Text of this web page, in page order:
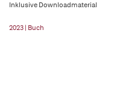
Inklusive Downloadmaterial
2023 | Buch